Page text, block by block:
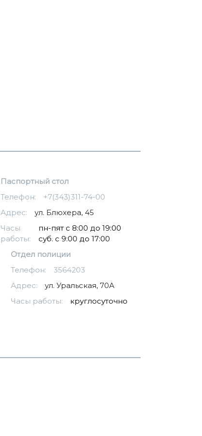
Паспортный стол
Телефон:
+7(343)311-74-00
Адрес:
ул. Блюхера, 45
Часы
работы:
пн-пят с 8:00 до 19:00
суб. с 9:00 до 17:00
Отдел полиции
Телефон:
3564203
Адрес:
ул. Уральская, 70А
Часы работы:
круглосуточно